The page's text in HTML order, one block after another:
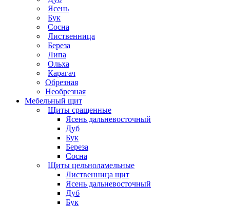
Ясень
Бук
Сосна
Лиственница
Береза
Липа
Ольха
Карагач
Обрезная
Необрезная
Мебельный щит
Щиты сращенные
Ясень дальневосточный
Дуб
Бук
Береза
Сосна
Щиты цельноламельные
Лиственница щит
Ясень дальневосточный
Дуб
Бук